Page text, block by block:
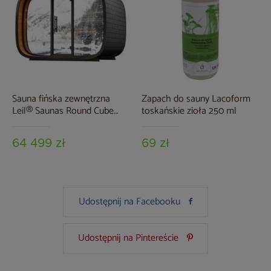
Sauna fińska zewnętrzna
Leil® Saunas Round Cube
64 499 zł
Zapach do sauny Lacoform
toskańskie zioła 250 ml
69 zł
Udostępnij na Facebooku
Udostępnij na Pintereście